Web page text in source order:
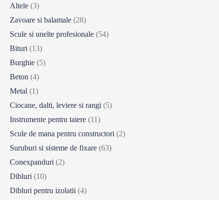
Altele (3)
Zavoare si balamale (28)
Scule si unelte profesionale (54)
Bituri (13)
Burghie (5)
Beton (4)
Metal (1)
Ciocane, dalti, leviere si rangi (5)
Instrumente pentru taiere (11)
Scule de mana pentru constructori (2)
Suruburi si sisteme de fixare (63)
Conexpanduri (2)
Dibluri (10)
Dibluri pentru izolatii (4)